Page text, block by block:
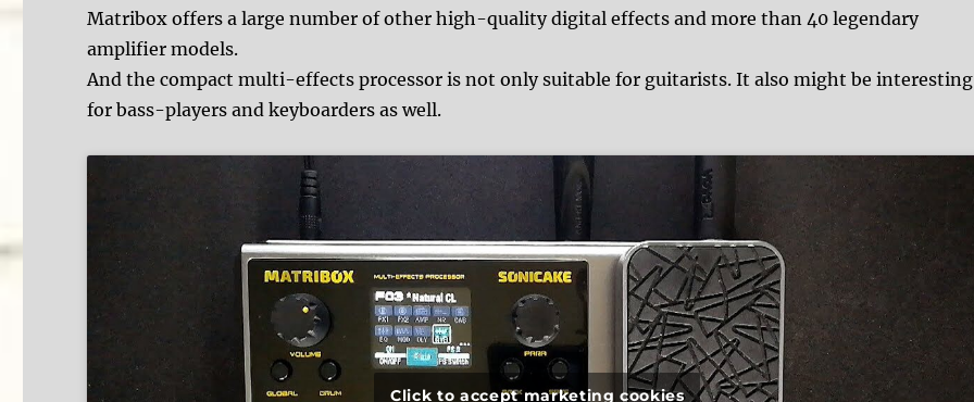
Matribox offers a large number of other high-quality digital effects and more than 40 legendary
amplifier models.
And the compact multi-effects processor is not only suitable for guitarists. It also might be interesting
for bass-players and keyboarders as well.
Click to accept marketing cookies